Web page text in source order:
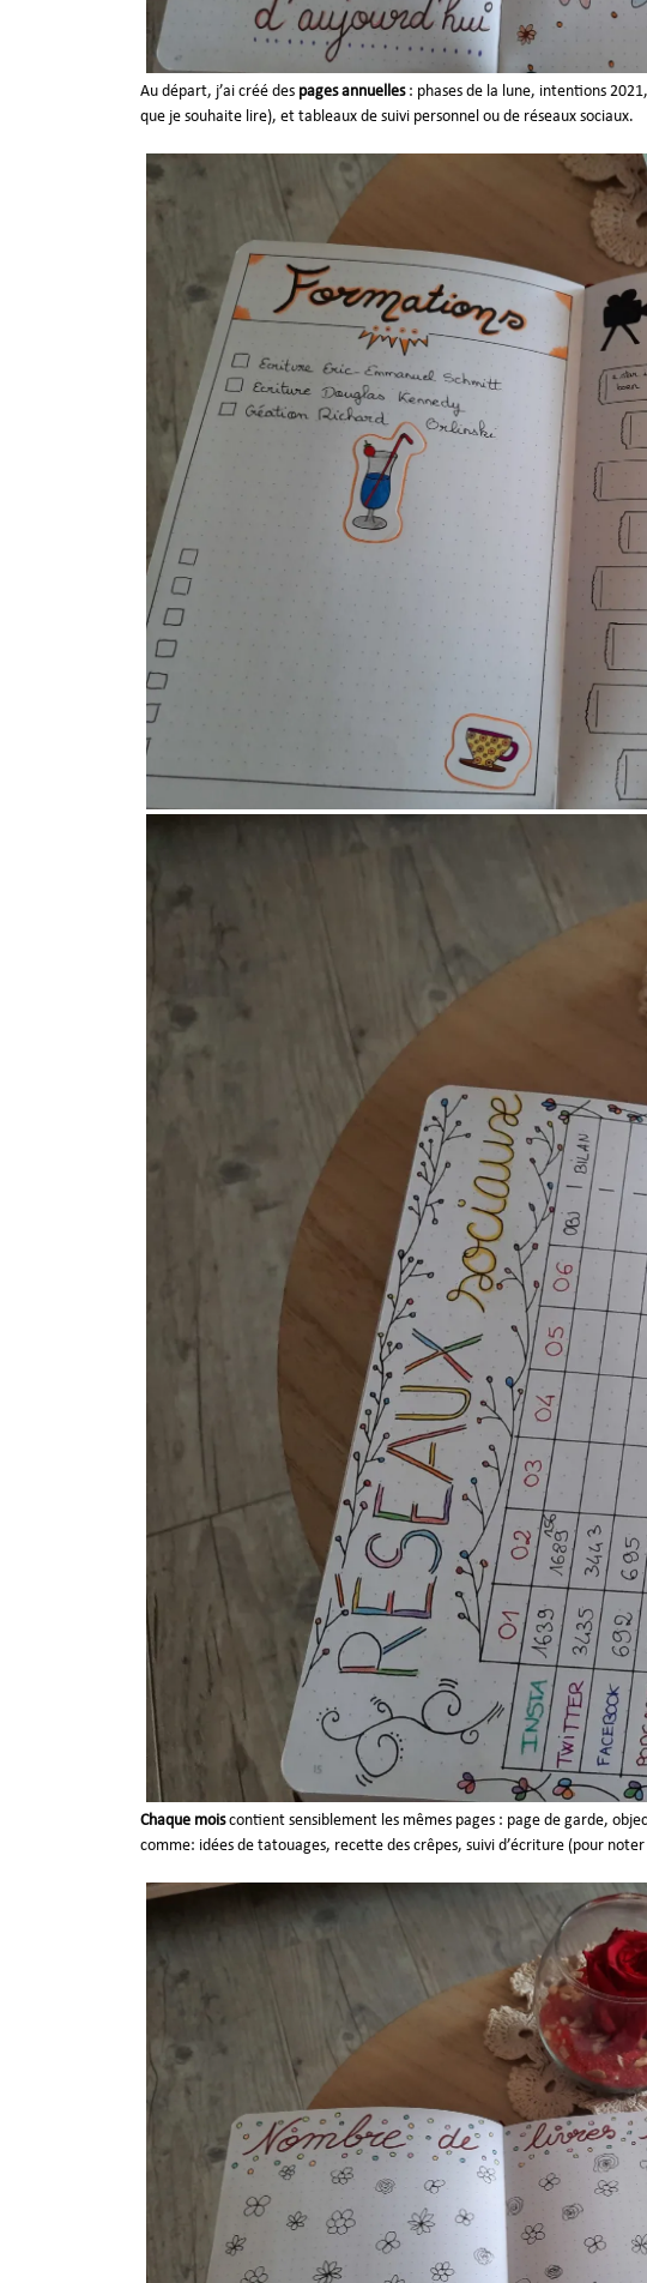
Au départ, j’ai créé des pages annuelles: phases de la lune, intentions
que je souhaite lire), et tableaux de suivi personnel ou de réseaux sociaux.
Chaque moiscontient sensiblement les mêmes pages : page de garde,
comme: idées de tatouages, recette des crêpes, suivi d’écriture (pour